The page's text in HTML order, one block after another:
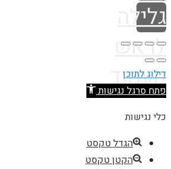
גלילה
לראש
העמוד
דילוג לתוכן
פתח סרגל נגישות
כלי נגישות
הגדל טקסט
הקטן טקסט